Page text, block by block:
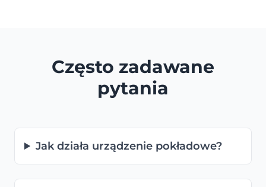
Często zadawane
pytania
Jak działa urządzenie pokładowe?